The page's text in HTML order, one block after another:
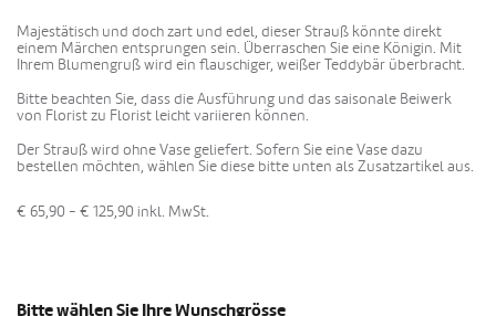
Majestätisch und doch zart und edel, dieser Strauß könnte direkt
einem Märchen entsprungen sein. Überraschen Sie eine Königin. Mit
Ihrem Blumengruß wird ein flauschiger, weißer Teddybär überbracht.
Bitte beachten Sie, dass die Ausführung und das saisonale Beiwerk
von Florist zu Florist leicht variieren können.
Der Strauß wird ohne Vase geliefert. Sofern Sie eine Vase dazu
bestellen möchten, wählen Sie diese bitte unten als Zusatzartikel aus.
€ 65,90 - € 125,90 inkl. MwSt.
Bitte wählen Sie Ihre Wunschgrösse